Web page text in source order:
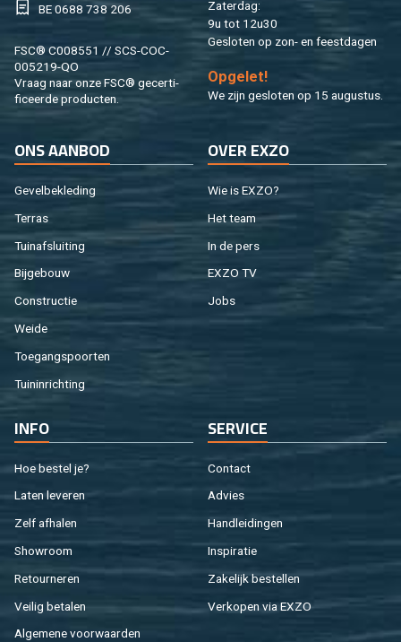
BE 0688 738 206
FSC® C008551 // SCS-COC-
005219-QO
Vraag naar onze FSC® ge­cer­ti­
fi­ceer­de pro­duc­ten.
Za­ter­dag:
9u tot 12u30
Ge­slo­ten op zon- en feest­da­gen
Op­ge­let!
We zijn ge­slo­ten op 15 au­gus­tus.
ONS AAN­BOD
Ge­vel­be­kle­ding
Ter­ras
Tuin­af­slui­ting
Bij­ge­bouw
Con­struc­tie
Weide
Toe­gangs­poor­ten
Tuin­in­rich­ting
OVER EXZO
Wie is EXZO?
Het team
In de pers
EXZO TV
Jobs
INFO
Hoe be­stel je?
Laten le­ve­ren
Zelf af­ha­len
Show­room
Re­tour­ne­ren
Vei­lig be­ta­len
Al­ge­me­ne voor­waar­den
SER­VI­CE
Con­tact
Ad­vies
Hand­lei­din­gen
In­spi­ra­tie
Za­ke­lijk be­stel­len
Ver­ko­pen via EXZO